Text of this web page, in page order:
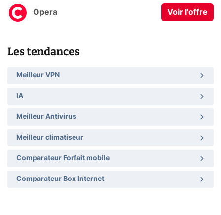
Opera Voir l'offre
Les tendances
Meilleur VPN
IA
Meilleur Antivirus
Meilleur climatiseur
Comparateur Forfait mobile
Comparateur Box Internet